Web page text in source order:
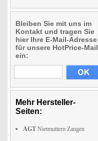
Bleiben Sie mit uns im
Kontakt und tragen Sie
hier Ihre E-Mail-Adresse
für unsere HotPrice-Mail
ein:
Mehr Hersteller-
Seiten:
AGT Nietmuttern Zangen